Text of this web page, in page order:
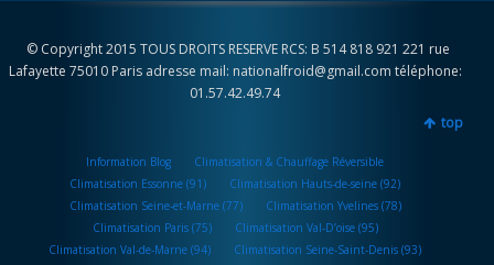
© Copyright 2015 TOUS DROITS RESERVE RCS: B 514 818 921 221 rue
Lafayette 75010 Paris adresse mail: nationalfroid@gmail.com téléphone:
01.57.42.49.74
top
Information Blog
Climatisation & Chauffage Réversible
Climatisation Essonne (91)
Climatisation Hauts-de-seine (92)
Climatisation Seine-et-Marne (77)
Climatisation Yvelines (78)
Climatisation Paris (75)
Climatisation Val-D’oise (95)
Climatisation Val-de-Marne (94)
Climatisation Seine-Saint-Denis (93)